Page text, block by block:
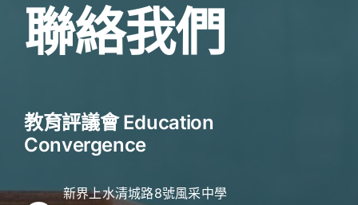
聯絡我們
教育評議會 Education
Convergence
新界上水清城路8號風采中學